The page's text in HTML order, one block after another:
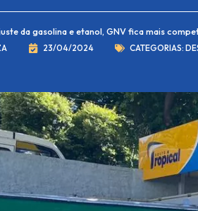
da gasolina e etanol, GNV fica mais
23/04/2024 CATEGORIAS: